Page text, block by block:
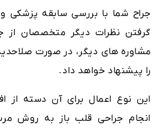
جراح شما با بررسی سابقه پزشکی
گرفتن نظرات دیگر متخصصان
مشاوره‌ های دیگر، در صورت
را پیشنهاد خواهد داد.
این نوع اعمال برای آن دسته از
انجام جراحی قلب باز به روش